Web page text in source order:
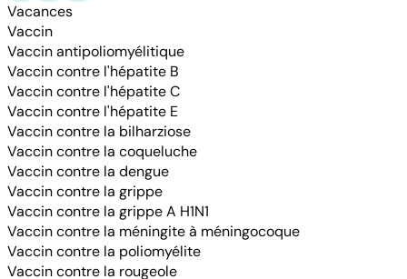
Vacances
Vaccin
Vaccin antipoliomyélitique
Vaccin contre l'hépatite B
Vaccin contre l'hépatite C
Vaccin contre l'hépatite E
Vaccin contre la bilharziose
Vaccin contre la coqueluche
Vaccin contre la dengue
Vaccin contre la grippe
Vaccin contre la grippe A H1N1
Vaccin contre la méningite à méningocoque
Vaccin contre la poliomyélite
Vaccin contre la rougeole